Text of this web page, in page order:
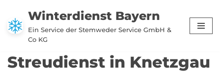
Zum
Inhalt
Winterdienst Bayern
Ein Service der Stemweder Service GmbH &
Co KG
Streudienst in Knetzgau